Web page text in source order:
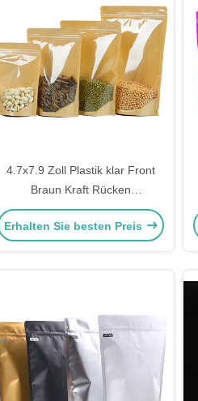
4.7x7.9 Zoll Plastik klar Front
Braun Kraft Rücken
wiederverriegelbar Stehen Sie
Ziplock Tasche Taschen
Erhalten Sie besten Preis